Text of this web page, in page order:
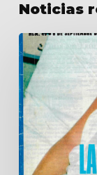
Noticias
gastritis
de
Raphael